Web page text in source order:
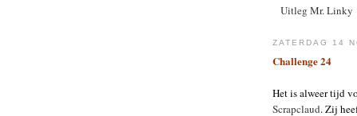
Uitleg Mr. Linky
ZATERDAG 14
Challenge 24
Het is alweer tijd
Scrapclaud. Zij